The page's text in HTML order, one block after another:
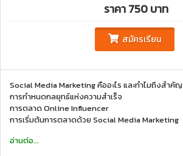
ราคา 750 บาท
สมัครเรียน
Social Media Marketing คืออะไร และทำไมถึงสำคัญ
การกำหนดกลยุทธ์แห่งความสำเร็จ
การตลาด Online Influencer
การเริ่มต้นการตลาดด้วย Social Media Marketing
อ่านต่อ...